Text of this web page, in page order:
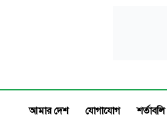
আমার দেশ যোগাযোগ